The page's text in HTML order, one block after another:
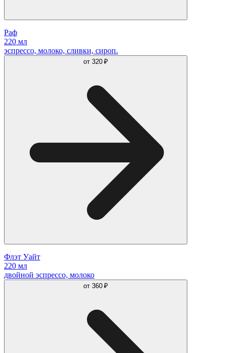
Раф
220 мл
эспрессо, молоко, сливки, сироп.
от 320 ₽
Флэт Уайт
220 мл
двойной эспрессо, молоко
от 360 ₽